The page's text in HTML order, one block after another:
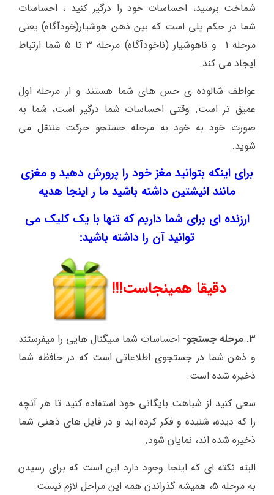
شماخت برسید، احساسات خود را درگیر کنید ، احساسات
شما در حکم پلی است که بین ذهن هوشیار(خودآگاه) یعنی
مرحله 1 و ناهوشیار (ناخودآگاه) مرحله 3 تا 5 شما ارتباط
ایجاد می کند.
عواطف شالوده ی حس های شما هستند و ار مرحله اول
عمیق تر است. وقتی احساسات شما درگیر است، شما به
صورت خود به خود به مرحله جستجو حرکت منتقل می
شوید.
برای اینکه بتوانید مغز خود را پرورش دهید و مغزی
مانند انیشتین داشته باشید ما ر اینجا هدیه
ارزنده ای برای شما داریم که تنها با یک کلیک می
توانید آن را داشته باشید:
دقیقا همینجاست!!!
3. مرحله جستجو-
احساسات شما سیگنال هایی را میفرستند
و ذهن شما در جستجوی اطلاعاتی است که در حافظه شما
ذخیره شده است.
سعی کنید از شباهت بایگانی خود استفاده کنید تا هر آنچه
را که دیده، شنیده و فکر کرده اید و در فایل های ذهنی شما
ذخیره شده اند، نمایان شود.
البته نکته ای که اینجا وجود دارد این است که برای رسیدن
به مرحله 5، همیشه گذراندن همه این مراحل لازم نیست.